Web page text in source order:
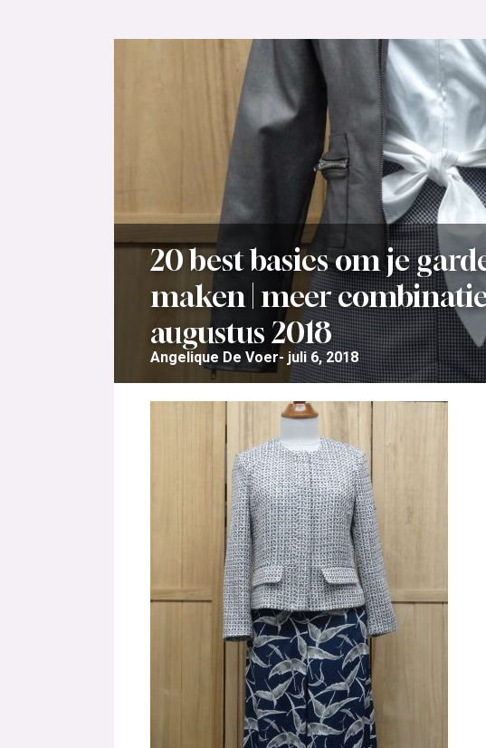
20 best basics om je
maken | meer
augustus 2018
Angelique De Voer juli 6, 2018